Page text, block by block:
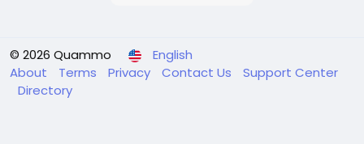
© 2026 Quammo
English
About
Terms Privacy Contact Us
Support Center
Directory